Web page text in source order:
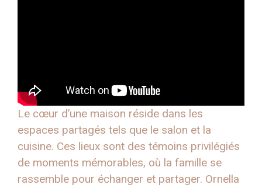
Le cœur d’une maison réside dans les
espaces partagés tels que le salon et la
cuisine. Ces lieux sont des témoins privilégiés
de moments mémorables, où la famille se
rassemble pour échanger et partager. Ornella